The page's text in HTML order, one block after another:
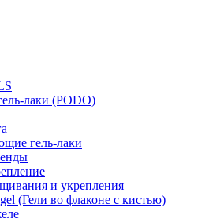
лаки (PODO)
гель-лаки
и укрепления
(Гели во флаконе с кистью)